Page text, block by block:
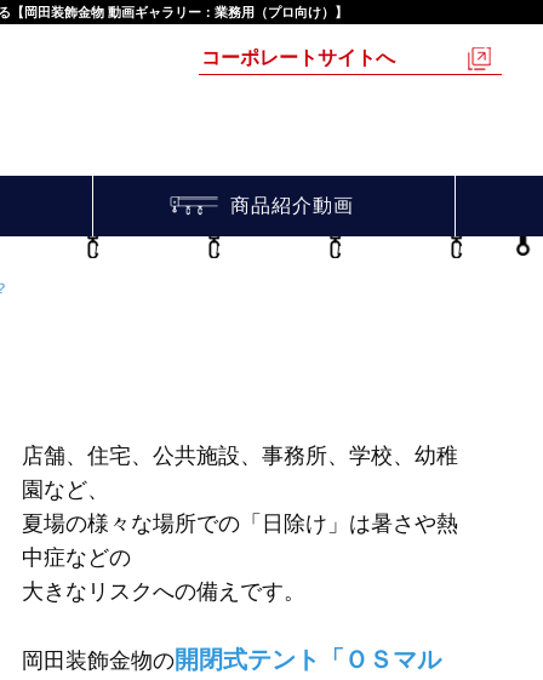
岡田装飾金物 動画ギャラリー：業務用（プロ向け）】
コーポレートサイトへ
商品紹介動画
店舗、住宅、公共施設、事務所、学校、幼稚
園など、
夏場の様々な場所での「日除け」は暑さや熱
中症などの
大きなリスクへの備えです。
岡田装飾金物の開閉式テント「ＯＳマル